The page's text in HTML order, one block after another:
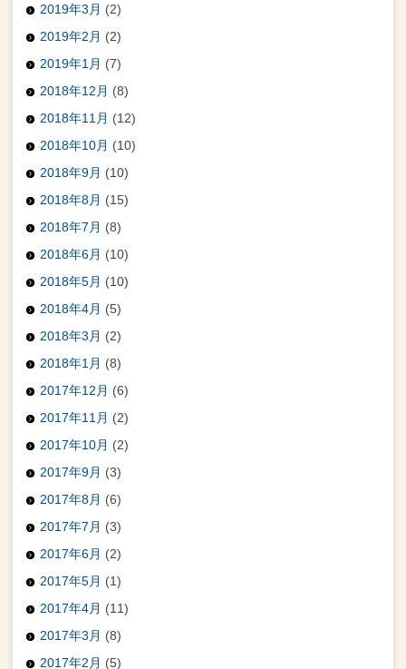
2019年3月 (2)
2019年2月 (2)
2019年1月 (7)
2018年12月 (8)
2018年11月 (12)
2018年10月 (10)
2018年9月 (10)
2018年8月 (15)
2018年7月 (8)
2018年6月 (10)
2018年5月 (10)
2018年4月 (5)
2018年3月 (2)
2018年1月 (8)
2017年12月 (6)
2017年11月 (2)
2017年10月 (2)
2017年9月 (3)
2017年8月 (6)
2017年7月 (3)
2017年6月 (2)
2017年5月 (1)
2017年4月 (11)
2017年3月 (8)
2017年2月 (5)